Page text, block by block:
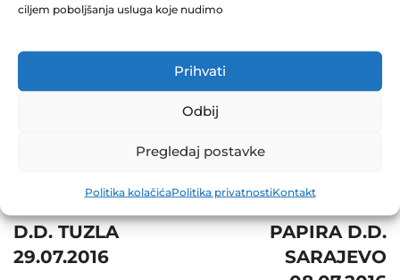
ciljem poboljšanja usluga koje nudimo
Prihvati
Odbij
Pregledaj postavke
Politika kolačićaPolitika privatnostiKontakt
D.D. TUZLA
29.07.2016
PAPIRA D.D.
SARAJEVO